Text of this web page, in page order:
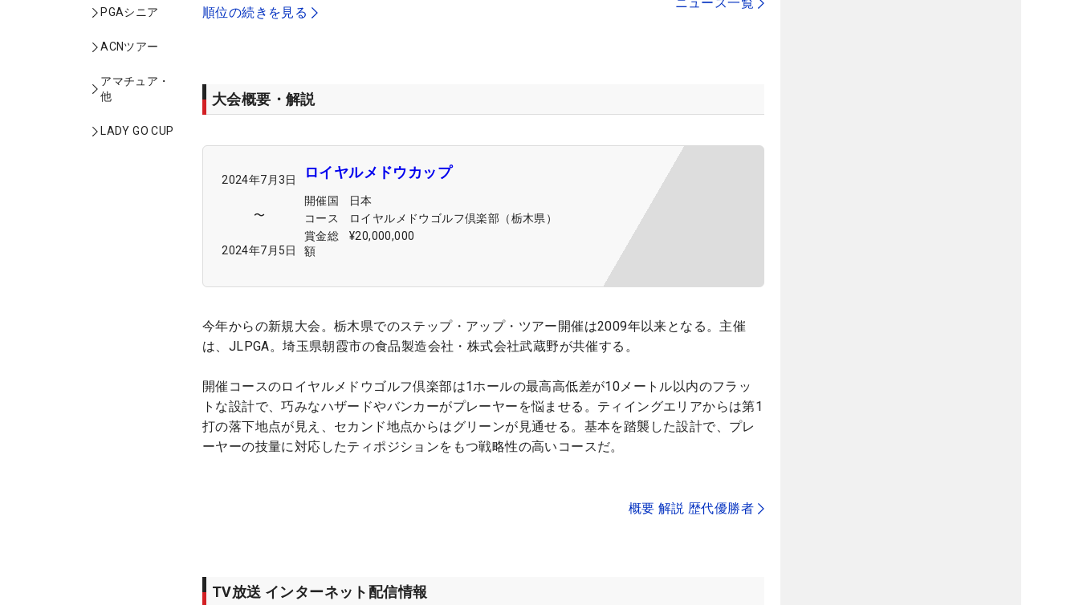
PGAシニア
ACNツアー
アマチュア・
他
LADY GO CUP
順位の続きを見る
大会概要・解説
2024年7月3日
〜
2024年7月5日
ロイヤルメドウカップ
開催国
日本
コース
ロイヤルメドウゴルフ倶楽部（栃木県）
賞金総
額
¥20,000,000
今年からの新規大会。栃木県でのステップ・アップ・ツアー開催は2009年以来となる。主催
は、JLPGA。埼玉県朝霞市の食品製造会社・株式会社武蔵野が共催する。
開催コースのロイヤルメドウゴルフ倶楽部は1ホールの最高高低差が10メートル以内のフラッ
トな設計で、巧みなハザードやバンカーがプレーヤーを悩ませる。ティイングエリアからは第1
打の落下地点が見え、セカンド地点からはグリーンが見通せる。基本を踏襲した設計で、プレ
ーヤーの技量に対応したティポジションをもつ戦略性の高いコースだ。
概要 解説 歴代優勝者
TV放送 インターネット配信情報